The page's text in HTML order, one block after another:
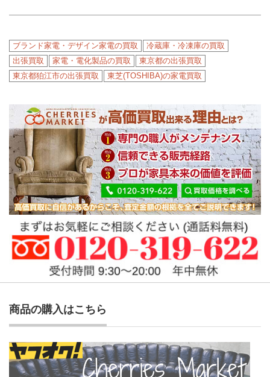
ブランド家電・デザイン家電の買取
冷蔵庫・冷凍庫の買取
出張買取
家電・電化製品の買取
東京都の出張買取
東京都狛江市の出張買取
東芝(TOSHIBA)の家電買取
商品の購入はこちら